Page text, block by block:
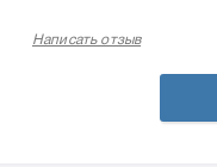
Написать отзыв